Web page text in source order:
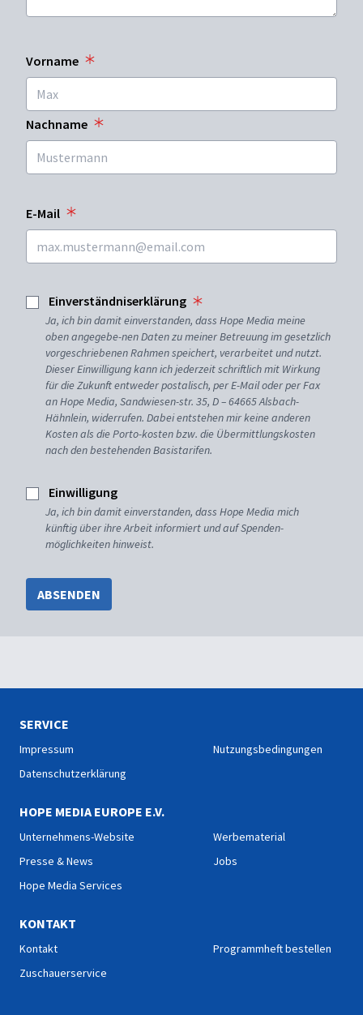
Vorname
Nachname
E-Mail
Einverständniserklärung
Ja, ich bin damit einverstanden, dass Hope Media meine
oben angegebe-nen Daten zu meiner Betreuung im gesetzlich
vorgeschriebenen Rahmen speichert, verarbeitet und nutzt.
Dieser Einwilligung kann ich jederzeit schriftlich mit Wirkung
für die Zukunft entweder postalisch, per E-Mail oder per Fax
an Hope Media, Sandwiesen-str. 35, D – 64665 Alsbach-
Hähnlein, widerrufen. Dabei entstehen mir keine anderen
Kosten als die Porto-kosten bzw. die Übermittlungskosten
nach den bestehenden Basistarifen.
Einwilligung
Ja, ich bin damit einverstanden, dass Hope Media mich
künftig über ihre Arbeit informiert und auf Spenden-
möglichkeiten hinweist.
ABSENDEN
SERVICE
Impressum
Datenschutzerklärung
Nutzungsbedingungen
HOPE MEDIA EUROPE E.V.
Unternehmens-Website
Presse & News
Hope Media Services
Werbematerial
Jobs
KONTAKT
Kontakt
Zuschauerservice
Programmheft bestellen